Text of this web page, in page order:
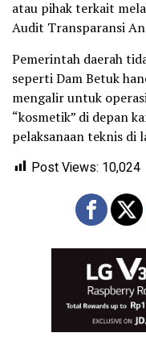
atau pihak terkait
Audit Transparansi
Pemerintah daerah
seperti Dam Betuk
mengalir untuk
“kosmetik” di depan
pelaksanaan teknis di
Post Views: 10,024